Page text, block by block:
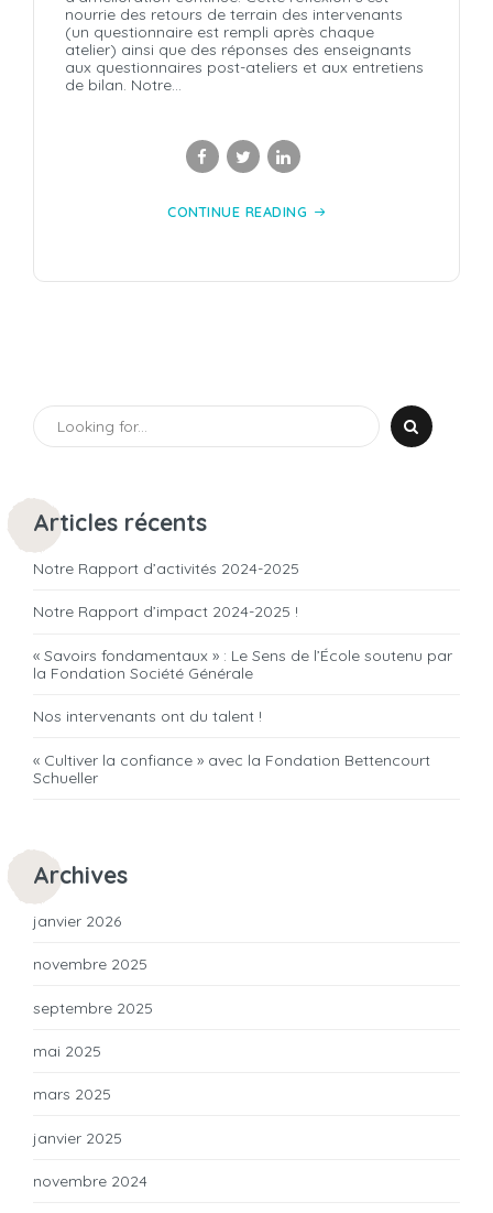
nourrie des retours de terrain des intervenants
(un questionnaire est rempli après chaque
atelier) ainsi que des réponses des enseignants
aux questionnaires post-ateliers et aux entretiens
de bilan. Notre...
CONTINUE READING
Articles récents
Notre Rapport d’activités 2024-2025
Notre Rapport d’impact 2024-2025 !
« Savoirs fondamentaux » : Le Sens de l’École soutenu par
la Fondation Société Générale
Nos intervenants ont du talent !
« Cultiver la confiance » avec la Fondation Bettencourt
Schueller
Archives
janvier 2026
novembre 2025
septembre 2025
mai 2025
mars 2025
janvier 2025
novembre 2024